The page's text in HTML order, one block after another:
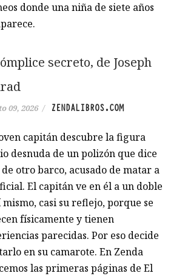
donde una niña de siete años
secreto, de Joseph
09, 2026 / ZENDALIBROS.COM
capitán descubre la figura
desnuda de un polizón que dice
otro barco, acusado de matar a
El capitán ve en él a un doble
mismo, casi su reflejo, porque se
físicamente y tienen
parecidas. Por eso decide
en su camarote. En Zenda
las primeras páginas de El